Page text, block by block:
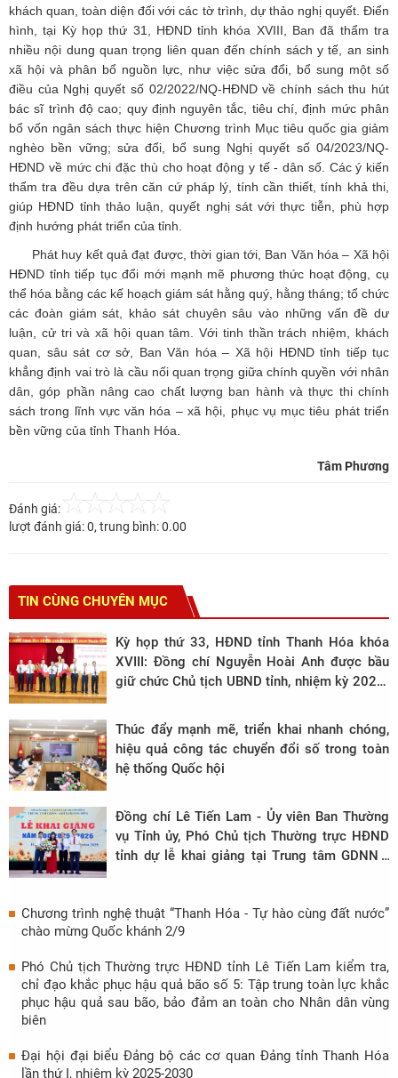
khách quan, toàn diện đối với các tờ trình, dự thảo nghị quyết. Điển
hình, tại Kỳ họp thứ 31, HĐND tỉnh khóa XVIII, Ban đã thẩm tra
nhiều nội dung quan trọng liên quan đến chính sách y tế, an sinh
xã hội và phân bổ nguồn lực, như việc sửa đổi, bổ sung một số
điều của Nghị quyết số 02/2022/NQ-HĐND về chính sách thu hút
bác sĩ trình độ cao; quy định nguyên tắc, tiêu chí, định mức phân
bổ vốn ngân sách thực hiện Chương trình Mục tiêu quốc gia giảm
nghèo bền vững; sửa đổi, bổ sung Nghị quyết số 04/2023/NQ-
HĐND về mức chi đặc thù cho hoạt động y tế - dân số. Các ý kiến
thẩm tra đều dựa trên căn cứ pháp lý, tính cần thiết, tính khả thi,
giúp HĐND tỉnh thảo luận, quyết nghị sát với thực tiễn, phù hợp
định hướng phát triển của tỉnh.
Phát huy kết quả đạt được, thời gian tới, Ban Văn hóa – Xã hội
HĐND tỉnh tiếp tục đổi mới mạnh mẽ phương thức hoạt động, cụ
thể hóa bằng các kế hoạch giám sát hằng quý, hằng tháng; tổ chức
các đoàn giám sát, khảo sát chuyên sâu vào những vấn đề dư
luận, cử tri và xã hội quan tâm. Với tinh thần trách nhiệm, khách
quan, sâu sát cơ sở, Ban Văn hóa – Xã hội HĐND tỉnh tiếp tục
khẳng định vai trò là cầu nối quan trọng giữa chính quyền với nhân
dân, góp phần nâng cao chất lượng ban hành và thực thi chính
sách trong lĩnh vực văn hóa – xã hội, phục vụ mục tiêu phát triển
bền vững của tỉnh Thanh Hóa.
Tâm Phương
Đánh giá:
lượt đánh giá:0, trung bình:0.00
TIN CÙNG CHUYÊN MỤC
Kỳ họp thứ 33, HĐND tỉnh Thanh Hóa khóa
XVIII: Đồng chí Nguyễn Hoài Anh được bầu
giữ chức Chủ tịch UBND tỉnh, nhiệm kỳ 2021-
Thúc đẩy mạnh mẽ, triển khai nhanh chóng,
hiệu quả công tác chuyển đổi số trong toàn
hệ thống Quốc hội
Đồng chí Lê Tiến Lam - Ủy viên Ban Thường
vụ Tỉnh ủy, Phó Chủ tịch Thường trực HĐND
tỉnh dự lễ khai giảng tại Trung tâm GDNN -
Chương trình nghệ thuật “Thanh Hóa - Tự hào cùng đất nước”
chào mừng Quốc khánh 2/9
Phó Chủ tịch Thường trực HĐND tỉnh Lê Tiến Lam kiểm tra,
chỉ đạo khắc phục hậu quả bão số 5: Tập trung toàn lực khắc
phục hậu quả sau bão, bảo đảm an toàn cho Nhân dân vùng
biên
Đại hội đại biểu Đảng bộ các cơ quan Đảng tỉnh Thanh Hóa
lần thứ I, nhiệm kỳ 2025-2030